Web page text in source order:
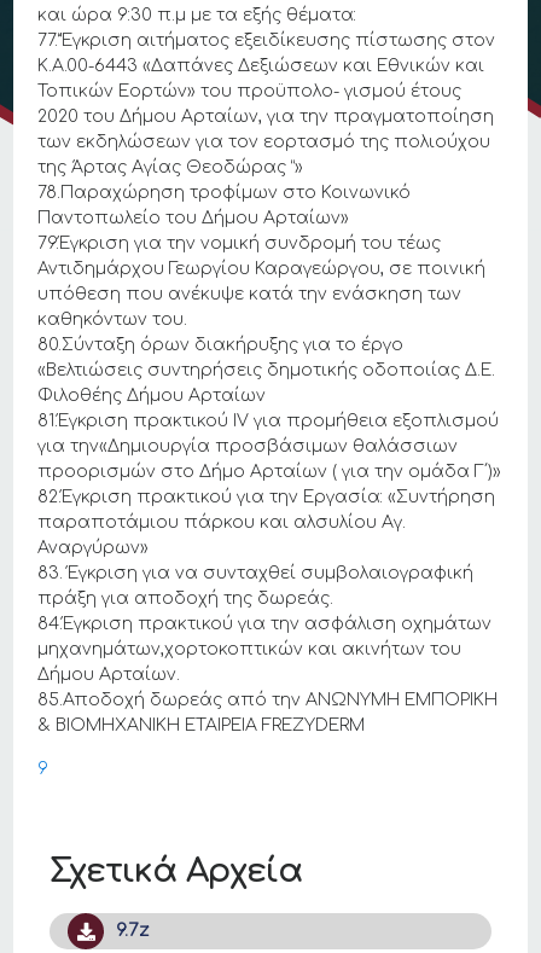
Σχετικά Αρχεία
9.7z
και ώρα 9:30 π.μ με τα εξής θέματα:
77.”Έγκριση αιτήματος εξειδίκευσης πίστωσης στον
Κ.Α.00-6443 «Δαπάνες Δεξιώσεων και Εθνικών και
Τοπικών Εορτών» του προϋπολο- γισμού έτους
2020 του Δήμου Αρταίων, για την πραγματοποίηση
των εκδηλώσεων για τον εορτασμό της πολιούχου
της Άρτας Αγίας Θεοδώρας “»
78.Παραχώρηση τροφίμων στο Κοινωνικό
Παντοπωλείο του Δήμου Αρταίων»
79.Έγκριση για την νομική συνδρομή του τέως
Αντιδημάρχου Γεωργίου Καραγεώργου, σε ποινική
υπόθεση που ανέκυψε κατά την ενάσκηση των
καθηκόντων του.
80.Σύνταξη όρων διακήρυξης για το έργο
«Βελτιώσεις συντηρήσεις δημοτικής οδοποιίας Δ.Ε.
Φιλοθέης Δήμου Αρταίων
81.Έγκριση πρακτικού ΙV για προμήθεια εξοπλισμού
για την«Δημιουργία προσβάσιμων θαλάσσιων
προορισμών στο Δήμο Αρταίων ( για την ομάδα Γ΄)»
82.Έγκριση πρακτικού για την Εργασία: «Συντήρηση
παραποτάμιου πάρκου και αλσυλίου Αγ.
Αναργύρων»
83. Έγκριση για να συνταχθεί συμβολαιογραφική
πράξη για αποδοχή της δωρεάς.
84.Έγκριση πρακτικού για την ασφάλιση οχημάτων
μηχανημάτων,χορτοκοπτικών και ακινήτων του
Δήμου Αρταίων.
85.Αποδοχή δωρεάς από την ΑΝΩΝΥΜH ΕΜΠΟΡΙΚΗ
& ΒΙΟΜΗΧΑΝΙΚΗ ΕΤΑΙΡΕΙΑ FREZYDERM
9